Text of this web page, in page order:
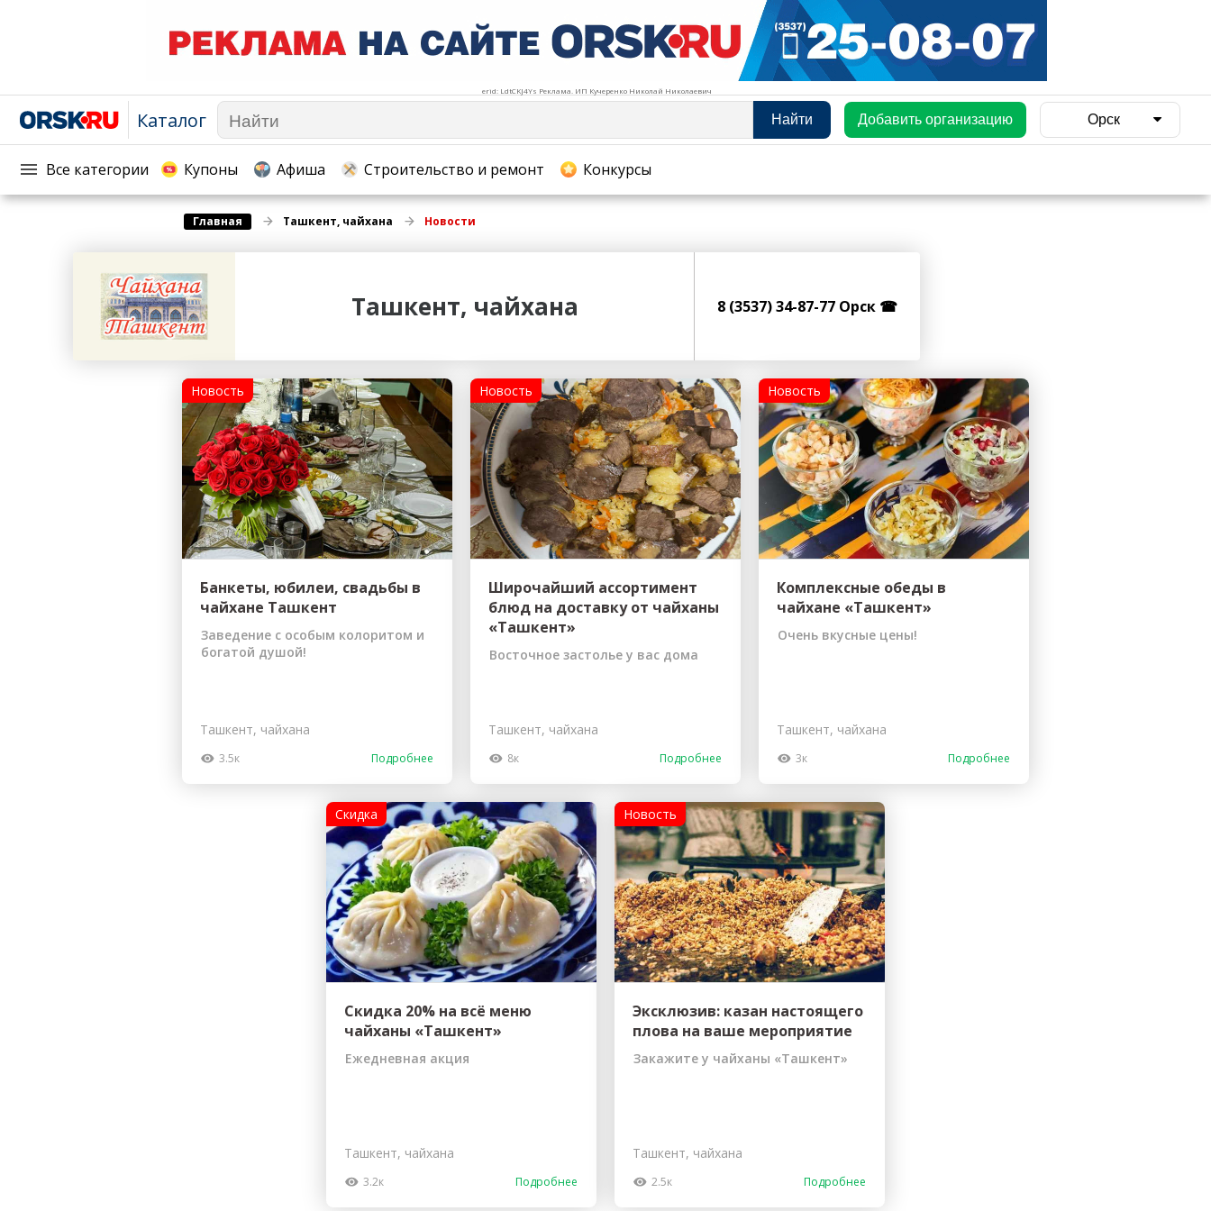
erid: LdtCKJ4Ys Реклама. ИП Кучеренко Николай Николаевич
Каталог Найти Добавить организацию Орск
Все категории Купоны Афиша Строительство и ремонт Конкурсы
Афиша
Строительство и ремонт
Авто и мото
Спорт Фитнес
Недвижимость
Красота Косметология
Телекоммуникации и связь
Бизнес и финансы
Промышленность
Сельское хозяйство
Городское хозяйство
Ветеринария, Зоотовары
Курьерская служба, Службы до...
Купоны
erid: LdtCKJjWj Реклама. ИП Кучеренко Николай
Популярное →
Главная Ташкент, чайхана Новости
Ташкент, чайхана 8 (3537) 34-87-77 Орск ☎
Новость
Банкеты, юбилеи, свадьбы в
чайхане Ташкент
Заведение с особым колоритом и
богатой душой!
Ташкент, чайхана
3.5к Подробнее
Новость
Широчайший ассортимент
блюд на доставку от чайханы
«Ташкент»
Восточное застолье у вас дома
Ташкент, чайхана
8к Подробнее
Новость
Комплексные обеды в
чайхане «Ташкент»
Очень вкусные цены!
Ташкент, чайхана
3к Подробнее
Скидка
Скидка 20% на всё меню
чайханы «Ташкент»
Ежедневная акция
Ташкент, чайхана
3.2к Подробнее
Новость
Эксклюзив: казан настоящего
плова на ваше мероприятие
Закажите у чайханы «Ташкент»
Ташкент, чайхана
2.5к Подробнее